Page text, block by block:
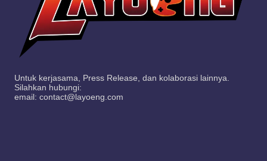
Untuk kerjasama, Press Release, dan kolaborasi lainnya.
Silahkan hubungi:
email: contact@layoeng.com